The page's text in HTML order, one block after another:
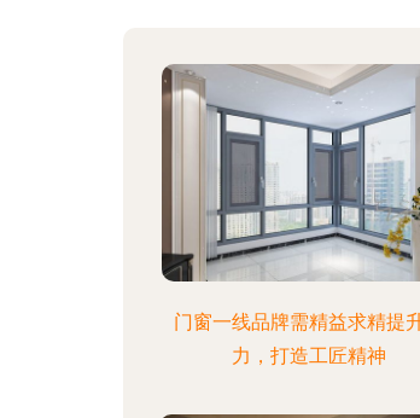
门窗一线品牌需精益求精提
力，打造工匠精神